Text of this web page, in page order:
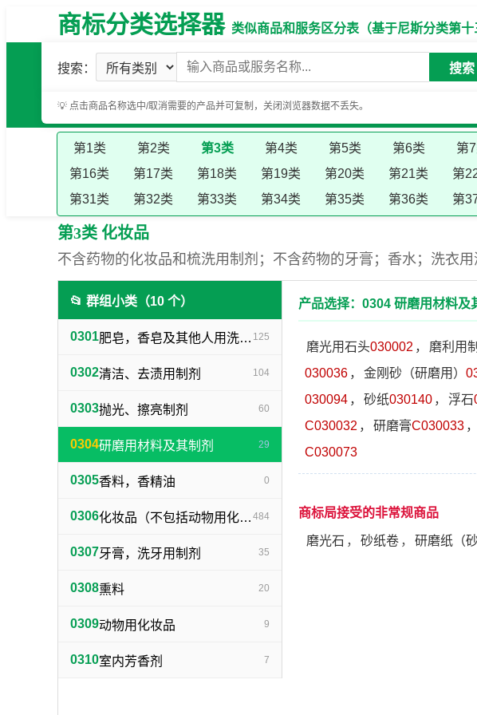
商标分类选择器类似商品和服务区分表（基于尼斯分类第
搜索： 搜索
💡 点击商品名称选中/取消需要的产品并可复制，关闭浏览器数据不丢失。
第1类 第2类 第3类 第4类 第5类 第6类 第
第16类
第17类 第18类 第19类 第20类 第21类 第
第31类
第32类 第33类 第34类 第35类 第36类 第
第3类 化妆品
不含药物的化妆品和梳洗用制剂；不含药物的牙膏；香水；洗衣
📂 群组小类（10 个）
0301 肥皂，香皂及其他人用洗洁物品，洗衣用漂白剂及其他物料 125
0302清洁、去渍用制剂 104
0303抛光、擦亮制剂 60
0304研磨用材料及其制剂 29
0305香料，香精油 0
0306 化妆品（不包括动物用化妆品） 484
0307牙膏，洗牙用制剂 35
0308熏料 20
0309动物用化妆品 9
0310室内芳香剂 7
产品选择：0304 研磨用材料及
磨光用石头030002 ， 磨利用
030036 ， 金刚砂（研磨用）
030094 ， 砂纸030140 ， 浮石
C030032 ， 研磨膏C030033 ，
C030073
商标局接受的非常规商品
磨光石 ， 砂纸卷 ， 研磨纸（砂